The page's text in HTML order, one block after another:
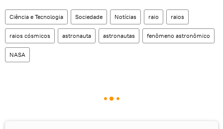
Ciência e Tecnologia Sociedade Notícias raio raios
raios cósmicos astronauta astronautas fenômeno astronômico
NASA